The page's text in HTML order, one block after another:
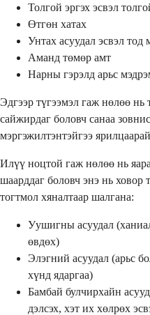
Толгой эргэх эсвэл
Өтгөн хатах
Унтах асуудал эсвэл тод
Аманд төмөр амт
Нарны гэрэлд арьс
Эдгээр түгээмэл гаж нөлөө нь
сайжирдаг боловч санаа
мэргэжилтэнтэйгээ
Илүү ноцтой гаж нөлөө нь
шаарддаг боловч энэ нь
тогтмол хяналтаар шалгана:
Уушигны асуудал
өвдөх)
Элэгний асуудал (арьс
хүнд ядаргаа)
Бамбай булчирхайн
дэлсэх, хэт их хөлрөх